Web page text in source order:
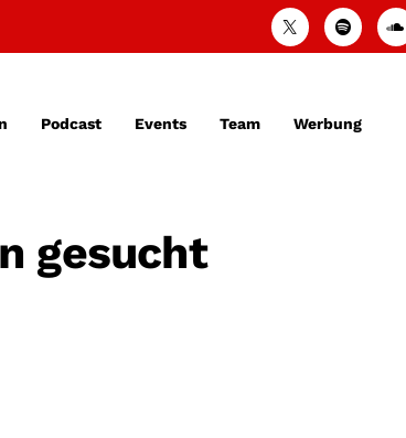
Podcast Events Team Werbung
gesucht